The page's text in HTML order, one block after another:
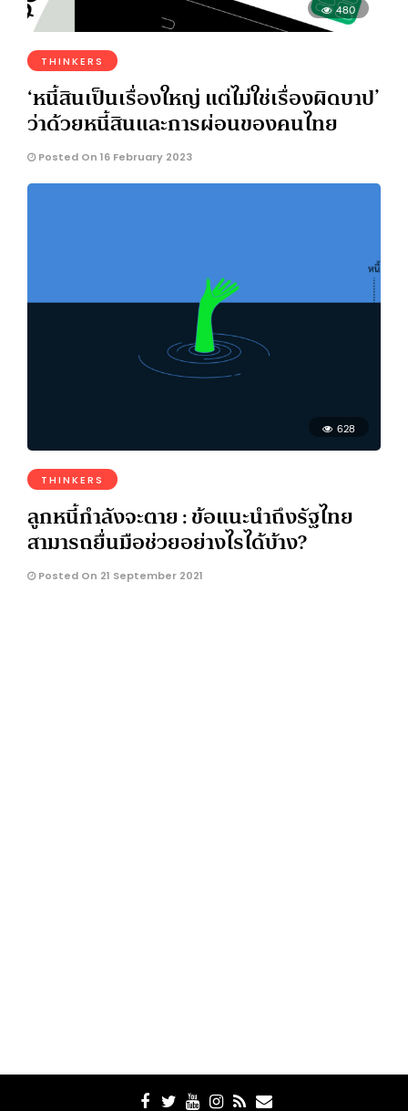
480
THINKERS
‘หนี้สินเป็นเรื่องใหญ่ แต่ไม่ใช่เรื่องผิดบาป’
ว่าด้วยหนี้สินและการผ่อนของคนไทย
Posted On 16 February 2023
628
THINKERS
ลูกหนี้กำลังจะตาย : ข้อแนะนำถึงรัฐไทย
สามารถยื่นมือช่วยอย่างไรได้บ้าง?
Posted On 21 September 2021